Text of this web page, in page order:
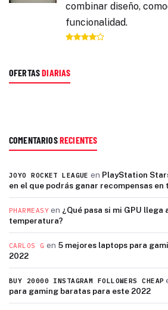
combinar diseño,
funcionalidad.
OFERTASDIARIAS
COMENTARIOSRECIENTES
JOYO ROCKET LEAGUE en PlayStation
en el que podrás ganar recompensas en
PHARMEASYen ¿Qué pasa si mi GPU
temperatura?
CARLOS G en 5 mejores laptops para
2022
BUY 20000 INSTAGRAM FOLLOWERS CHEAP
para gaming baratas para este 2022